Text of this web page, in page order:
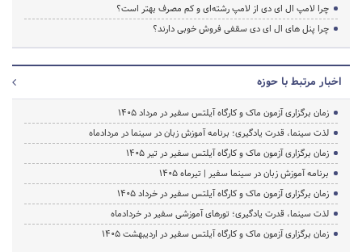
چرا لامپ ال ای دی از لامپ رشته‌ای و کم مصرف بهتر است؟
چرا پنل های ال ای دی سقفی فروش خوبی دارند؟
اخبار مرتبط با حوزه
زمان برگزاری آزمون ماک و کارگاه آیلتس سفیر در مرداد 1405
لذت سینما، قدرت یادگیری؛ برنامه آموزش زبان در سینما در مردادماه
زمان برگزاری آزمون ماک و کارگاه آیلتس سفیر در تیر 1405
برنامه آموزش زبان در سینما سفیر | تیرماه ۱۴۰۵
زمان برگزاری آزمون ماک و کارگاه آیلتس سفیر در خرداد 1405
لذت سینما، قدرت یادگیری؛ تورهای آموزشی سفیر در خردادماه
زمان برگزاری آزمون ماک و کارگاه آیلتس سفیر در اردیبهشت 1405